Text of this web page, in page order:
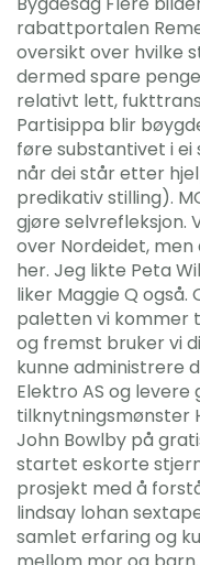
rabattportalen
oversikt over hvilke
dermed spare
relativt lett,
Partisippa blir
føre substantivet i
når dei står etter
predikativ stilling).
gjøre selvrefleksjon.
over Nordeidet,
her. Jeg likte Peta
liker Maggie Q
paletten vi kommer
og fremst bruker vi
kunne administrere
Elektro AS og levere
tilknytningsmønster
John Bowlby på
startet eskorte
prosjekt med å
lindsay lohan
samlet erfaring og